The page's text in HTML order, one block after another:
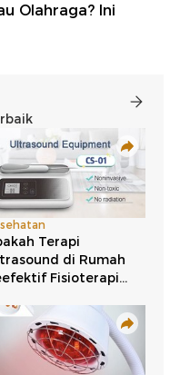
Olahraga? Ini